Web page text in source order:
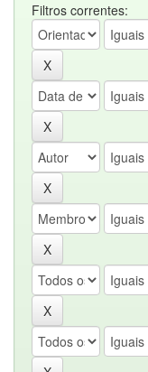
Filtros correntes: